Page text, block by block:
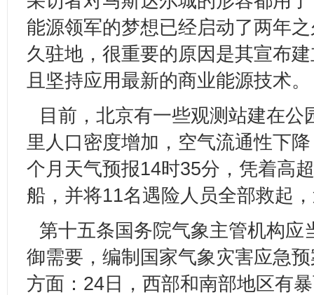
能源领军的梦想已经启动了两年
久驻地，很重要的原因是其宣布
且坚持应用最新的商业能源技术。
目前，北京有一些观测站建在
里人口密度增加，空气流通性下
个月天气预报14时35分，凭着高
船，并将11名遇险人员全部救起
第十五条国务院气象主管机构
御需要，编制国家气象灾害应急
方面：24日，西部和南部地区有